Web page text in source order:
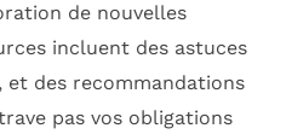
de nouvelles
incluent des astuces
des recommandations
pas vos obligations